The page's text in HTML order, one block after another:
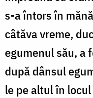
s-a întors în
câtăva vreme,
egumenul său, a
după dânsul
le pe altul în